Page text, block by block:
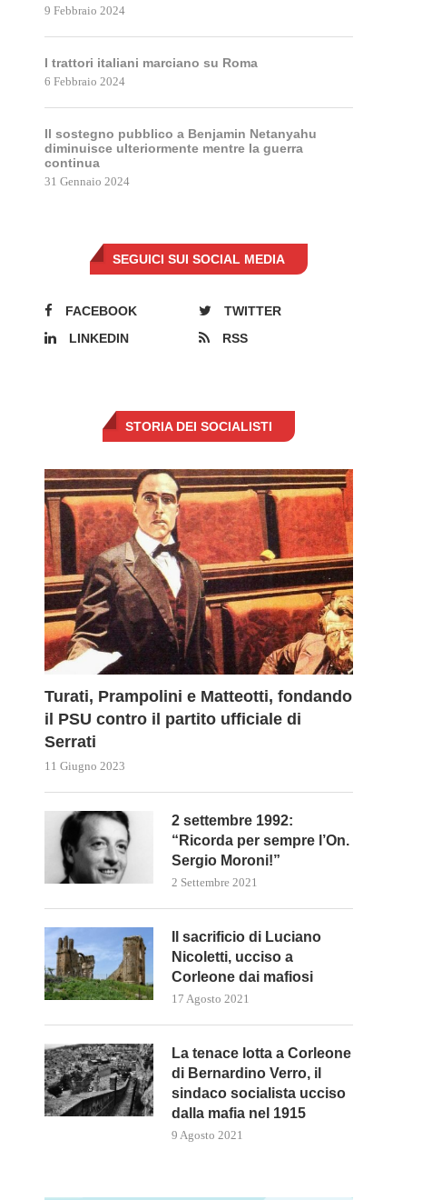
SCHLEIN E MELONI A COLLOQUIO.
LA CAMERA APPROVA...
14 Febbraio 2024
9 Febbraio 2024
I trattori italiani marciano su Roma
6 Febbraio 2024
Il sostegno pubblico a Benjamin Netanyahu
diminuisce ulteriormente mentre la guerra
continua
31 Gennaio 2024
SEGUICI SUI SOCIAL MEDIA
FACEBOOK
TWITTER
LINKEDIN
RSS
STORIA DEI SOCIALISTI
Turati, Prampolini e Matteotti, fondando
il PSU contro il partito ufficiale di
Serrati
11 Giugno 2023
2 settembre 1992:
“Ricorda per sempre l’On.
Sergio Moroni!”
2 Settembre 2021
Il sacrificio di Luciano
Nicoletti, ucciso a
Corleone dai mafiosi
17 Agosto 2021
La tenace lotta a Corleone
di Bernardino Verro, il
sindaco socialista ucciso
dalla mafia nel 1915
9 Agosto 2021